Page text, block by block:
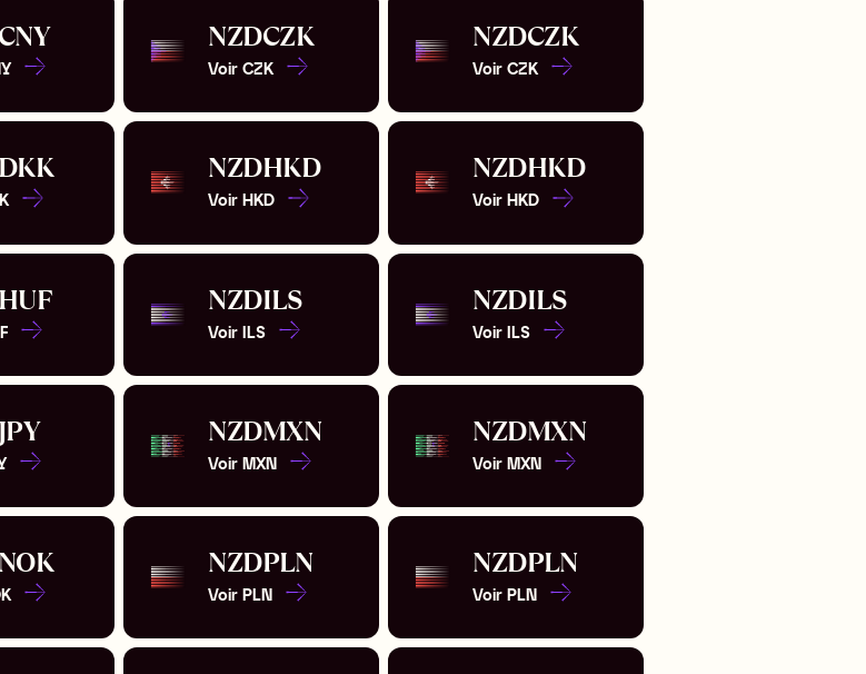
NZDCZK
Voir CZK
NZDCZK
Voir CZK
NZDHKD
Voir HKD
NZDHKD
Voir HKD
NZDILS
Voir ILS
NZDILS
Voir ILS
NZDMXN
Voir MXN
NZDMXN
Voir MXN
NZDPLN
Voir PLN
NZDPLN
Voir PLN